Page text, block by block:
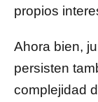
propios
Ahora bien,
persisten
complejidad